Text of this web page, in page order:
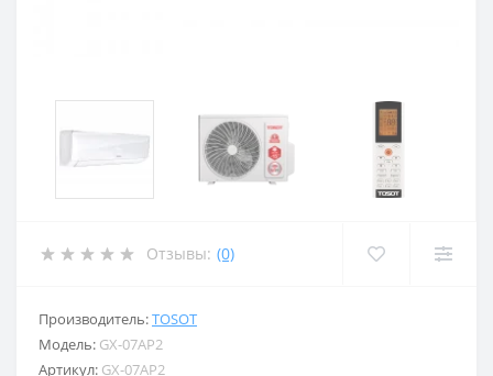
Отзывы: (0)
Производитель:TOSOT
Модель: GX-07AP2
Артикул: GX-07AP2